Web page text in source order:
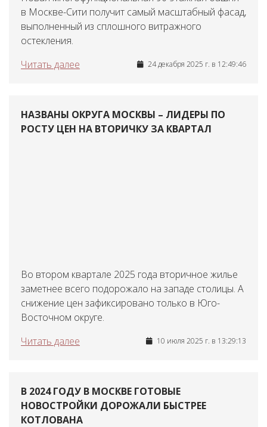
в Москве-Сити получит самый масштабный фасад,
выполненный из сплошного витражного
остекления.
Читать далее
24 декабря 2025 г. в 12:49:46
НАЗВАНЫ ОКРУГА МОСКВЫ – ЛИДЕРЫ ПО
РОСТУ ЦЕН НА ВТОРИЧКУ ЗА КВАРТАЛ
Во втором квартале 2025 года вторичное жилье
заметнее всего подорожало на западе столицы. А
снижение цен зафиксировано только в Юго-
Восточном округе.
Читать далее
10 июля 2025 г. в 13:29:13
В 2024 ГОДУ В МОСКВЕ ГОТОВЫЕ
НОВОСТРОЙКИ ДОРОЖАЛИ БЫСТРЕЕ
КОТЛОВАНА